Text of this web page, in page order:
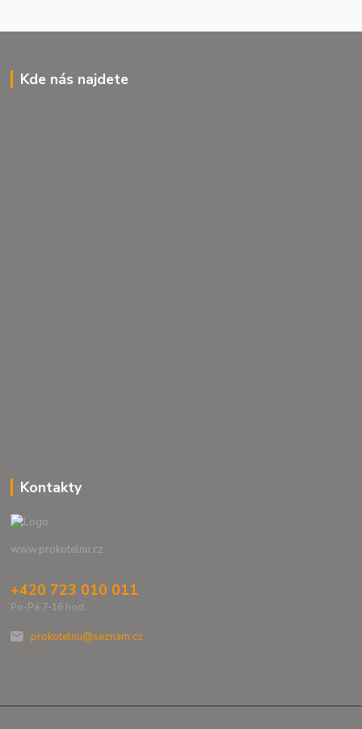
Kde nás najdete
Kontakty
www.prokotelnu.cz
+420 723 010 011
Po-Pá 7-16 hod.
prokotelnu@seznam.cz